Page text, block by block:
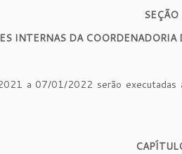
SEÇÃO
INTERNAS DA
a 07/01/2022 serão executadas